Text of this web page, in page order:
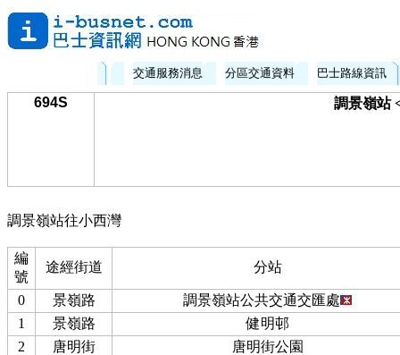
交通服務消息 分區交通資料 巴士路線資訊
694S 調景嶺站
調景嶺站往小西灣
編
號
途經街道 分站
0 景嶺路
調景嶺站公共交通交匯處
1
景嶺路
健明邨
2
唐明街
唐明街公園